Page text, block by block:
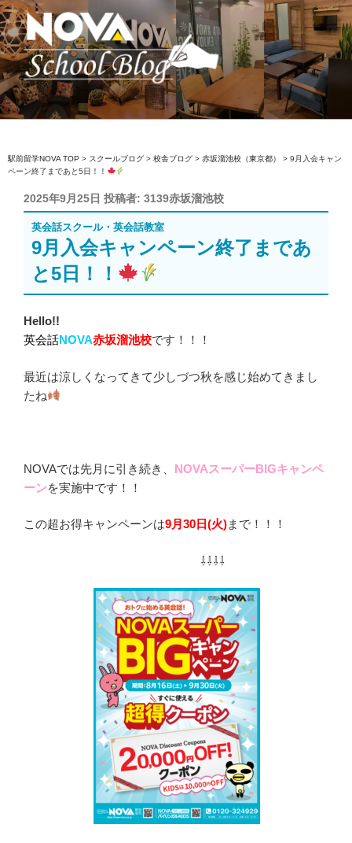
コ
ン
テ
ン
ツ
へ
ス
ッ
駅前留学NOVA【公式】スクールブロ
英会話スクール・英会話教室
駅前留学NOVA TOP > スクールブログ > 校舎ブログ > 赤坂溜池校（東京都） > 9月入会キャン
ペーン終了まであと5日！！
投
稿
日:
2025年9月25日 投稿者: 3139赤坂溜池校
英会話スクール・英会話教室
9月入会キャンペーン終了まであ
と5日！！
Hello!!
英会話NOVA赤坂溜池校です！！！
最近は涼しくなってきて少しづつ秋を感じ始めてきまし
たね
NOVAでは先月に引き続き、 NOVAスーパーBIGキャンペ
ーンを実施中です！！
この超お得キャンペーンは9月30日(火)まで！！！
⇩⇩⇩⇩